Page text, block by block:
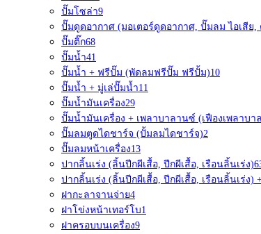
ปั๊มโซล่า9
ปั๊มดูดอากาศ (มอเตอร์ดูดอากาศ, ปั๊มลม ไอเสีย,
ปั๊มติ๊ก68
ปั๊มน้ำ41
ปั๊มน้ำ + ฟรีปั๊ม (พัดลมฟรีปั๊ม ฟรีปั้ม)10
ปั๊มน้ำ + มู่เล่ปั๊มน้ำ11
ปั๊มน้ำมันเครื่อง29
ปั๊มน้ำมันเครื่อง + เพลาบาลานซ์ (เฟืองเพลาบ
ปั๊มลมตูดไดชาร์จ (ปั้มลมไดชาร์จ)2
ปั๊มลมหน้าเครื่อง13
ปากลิ้นเร่ง (ลิ้นปีกผีเสื้อ, ปีกผีเสื้อ, เรือนลิ้นเร่ง)
ปากลิ้นเร่ง (ลิ้นปีกผีเสื้อ, ปีกผีเสื้อ, เรือนลิ้นเร่ง
ฝากะลาจานจ่าย4
ฝาโข่งหน้าเทอร์โบ1
ฝาครอบบนเครื่อง9